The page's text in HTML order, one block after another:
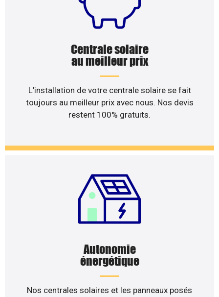
Centrale solaire
au meilleur prix
L’installation de votre centrale solaire se fait
toujours au meilleur prix avec nous. Nos devis
restent 100% gratuits.
Autonomie
énergétique
Nos centrales solaires et les panneaux posés